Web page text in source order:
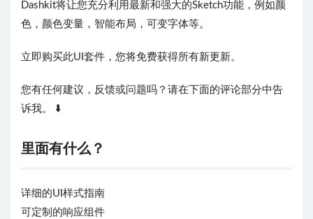
Dashkit将让您充分利用最新和强大的Sketch功能，例如颜
色，颜色变量，智能布局，可变字体等。
立即购买此UI套件，您将免费获得所有新更新。
您有任何建议，反馈或问题吗？请在下面的评论部分中告
诉我。 ⬇️
里面有什么？
详细的UI样式指南
可定制的响应组件